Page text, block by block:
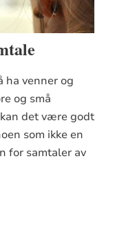
ha venner og
og små
det være godt
som ikke en
for samtaler av